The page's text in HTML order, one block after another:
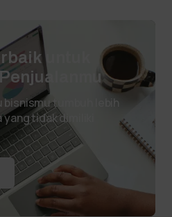
untuk
tumbuh lebih
tidak dimiliki